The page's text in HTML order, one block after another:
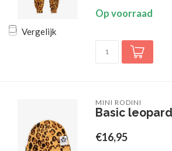
Vergelijk
Op voorraad
MINI RODINI
Basic
€16,95